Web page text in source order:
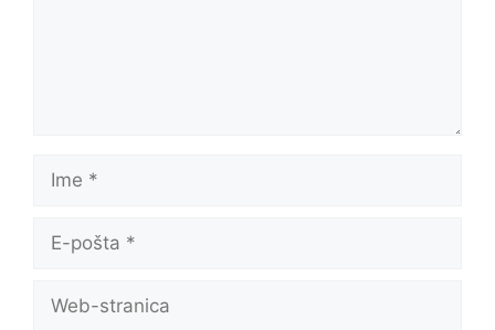
Ime
pošta
Web-